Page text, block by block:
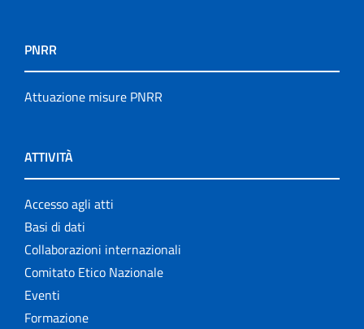
PNRR
Attuazione misure PNRR
ATTIVITÀ
Accesso agli atti
Basi di dati
Collaborazioni internazionali
Comitato Etico Nazionale
Eventi
Formazione